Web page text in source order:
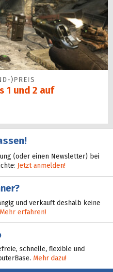
)PREIS
1 und 2 auf
(oder einen Newsletter) bei
Jetzt anmelden!
und verkauft deshalb keine
Mehr erfahren!
schnelle, flexible und
Mehr dazu!